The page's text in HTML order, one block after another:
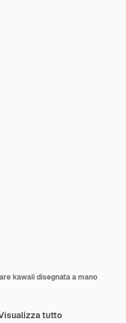
kawaii disegnata a mano
tutto